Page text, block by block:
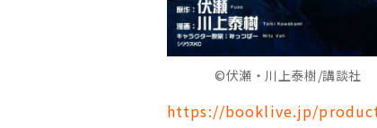
©伏瀬・川上泰樹/講談社
https://booklive.jp/